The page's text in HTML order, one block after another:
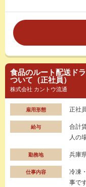
食品のルート配送ド
ついて（正社員）
株式会社 カントウ流通
雇用形態 正社
給与
合計
人の
勤務地 兵庫
仕事内容
冷凍
事で